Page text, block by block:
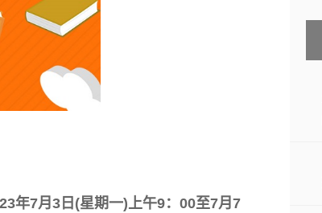
年7月3日(星期一)上午9：00至7月7